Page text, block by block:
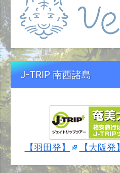
J-TRIP 南西諸島
【羽田発】 【大阪発】